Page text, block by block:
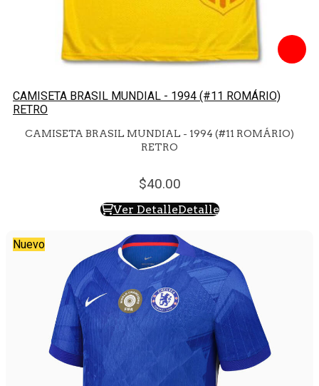
CAMISETA BRASIL MUNDIAL - 1994 (#11 ROMÁRIO)
RETRO
CAMISETA BRASIL MUNDIAL - 1994 (#11 ROMÁRIO)
RETRO
40.00
Ver DetalleDetalle
Nuevo